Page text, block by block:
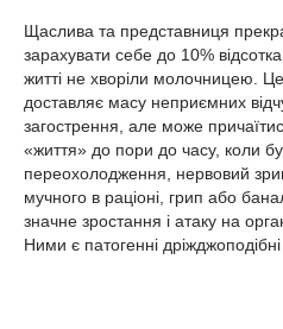
Щаслива та представниця
зарахувати себе до 10%
житті не хворіли молочницею.
доставляє масу неприємних
загострення, але може
«життя» до пори до часу, коли
переохолодження, нервовий
мучного в раціоні, грип або
значне зростання і атаку на
Ними є патогенні